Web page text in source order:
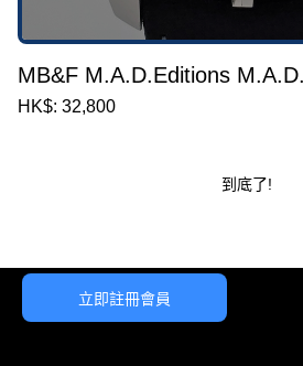
MB&F M.A.D.Editions
HK$: 32,800
到底了!
立即註冊會員